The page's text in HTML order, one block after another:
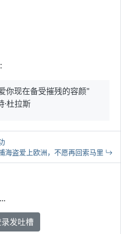
你现在备受摧残的容颜"
·杜拉斯
海盗爱上欧洲，不愿再回索马里
发吐槽